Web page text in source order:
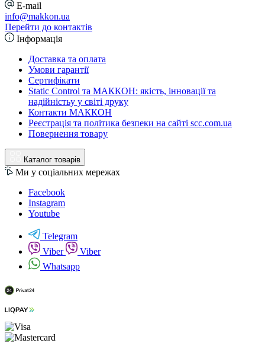
E-mail
info@makkon.ua
Перейти до контактів
Інформація
Доставка та оплата
Умови гарантії
Сертифікати
Static Control та МАККОН: якість, інновації та
надійністьу у світі друку
Контакти МАККОН
Реєстрація та політика безпеки на сайті scc.com.ua
Повернення товару
Каталог товарів
Ми у соціальних мережах
Facebook
Instagram
Youtube
Telegram
Viber
Viber
Whatsapp